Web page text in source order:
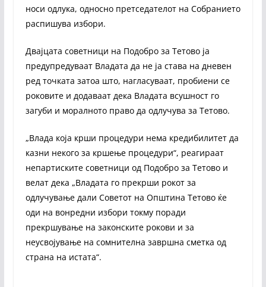
носи одлука, односно претседателот на Собранието
распишува избори.
Двајцата советници на Подобро за Тетово ја
предупредуваат Владата да не ја става на дневен
ред точката затоа што, нагласуваат, пробиени се
роковите и додаваат дека Владата всушност го
загуби и моралното право да одлучува за Тетово.
„Влада која крши процедури нема кредибилитет да
казни некого за кршење процедури“, реагираат
непартиските советници од Подобро за Тетово и
велат дека „Владата го прекрши рокот за
одлучување дали Советот на Општина Тетово ќе
оди на вонредни избори токму поради
прекршување на законските рокови и за
неусвојување на сомнителна завршна сметка од
страна на истата“.